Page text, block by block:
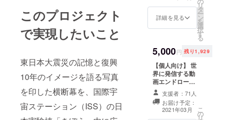
このプロジェクト
で実現したいこと
東日本大震災の記憶と復興
10年のイメージを語る写真
を印した横断幕を、国際宇
宙ステーション（ISS）の日
有人宇宙シ
ステム
及び宇宙航
空研究開発
機構
（JAXA）
で、国際宇
宙ステー
ション計画
をご記入くださ
い。 ・未成年の
（ハンドルネー
ム等は不可） ・
匿名ご希望の方
は「匿名希望」
と表記してくだ
さい ・掲載順は
概ね応募順で順
不同となります
・2021年3月に
詳細を見る
リ
タ
ー
ン
を
選
択
す
る
5,000円 残り1,929
【個人向け】 世
界に発信する動
画エンドロール
へのお名前（1
名）掲載 ・支援
時、必ず備考欄
にお名前をご記
支援者：71人
お届け予定：
2021年03月
こ
の
リ